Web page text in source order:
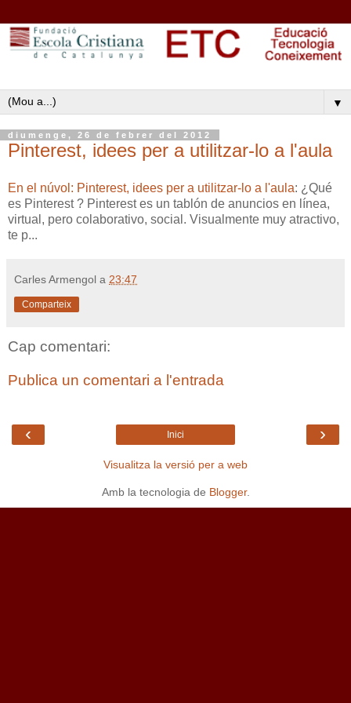
▼
diumenge, 26 de febrer del 2012
Pinterest, idees per a utilitzar-lo a l'aula
En el núvol: Pinterest, idees per a utilitzar-lo a l'aula: ¿Qué
es Pinterest ? Pinterest es un tablón de anuncios en línea,
virtual, pero colaborativo, social. Visualmente muy atractivo,
te p...
Carles Armengol a 23:47
Comparteix
Cap comentari:
Publica un comentari a l'entrada
‹ ›
Inici
Visualitza la versió per a web
Amb la tecnologia de Blogger.